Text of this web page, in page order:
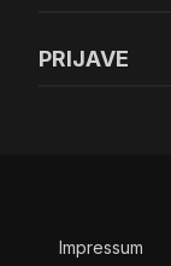
PRIJAVE
Impressum